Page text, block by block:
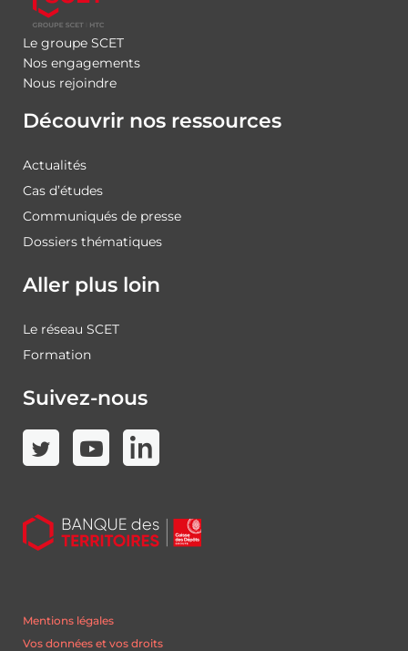
Le groupe SCET
Nos engagements
Nous rejoindre
Découvrir nos ressources
Actualités
Cas d’études
Communiqués de presse
Dossiers thématiques
Aller plus loin
Le réseau SCET
Formation
Suivez-nous
Mentions légales
Vos données et vos droits